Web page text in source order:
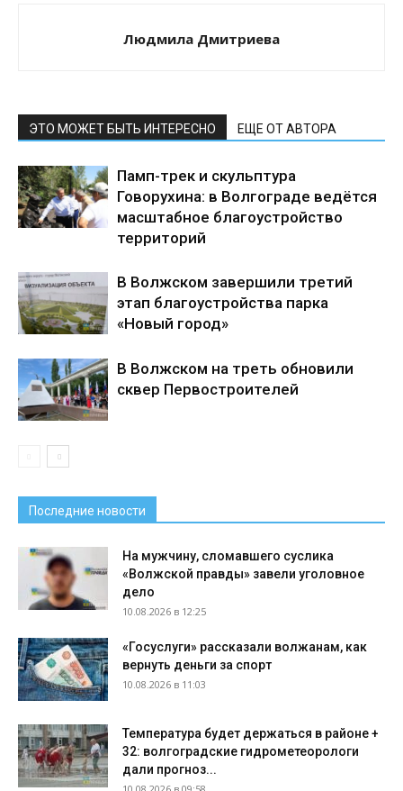
Людмила Дмитриева
ЭТО МОЖЕТ БЫТЬ ИНТЕРЕСНО ЕЩЕ ОТ АВТОРА
Памп-трек и скульптура
Говорухина: в Волгограде ведётся
масштабное благоустройство
территорий
В Волжском завершили третий
этап благоустройства парка
«Новый город»
В Волжском на треть обновили
сквер Первостроителей
Последние новости
На мужчину, сломавшего суслика
«Волжской правды» завели уголовное
дело
10.08.2026 в 12:25
«Госуслуги» рассказали волжанам, как
вернуть деньги за спорт
10.08.2026 в 11:03
Температура будет держаться в районе +
32: волгоградские гидрометеорологи
дали прогноз...